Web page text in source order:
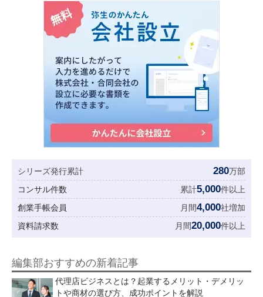
シリーズ発行累計 280万部
コンサル件数
累計5,000件以上
創業手帳会員
月間4,000社増加
資料請求数
月間20,000件以上
編集部おすすめの新着記事
代理店ビジネスとは？起業するメリット・デメリッ
トや商材の選び方、成功ポイントを解説